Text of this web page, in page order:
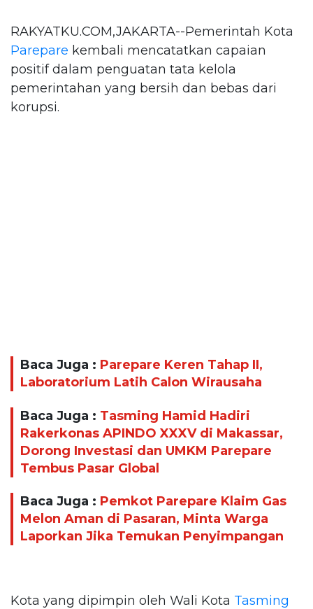
RAKYATKU.COM,JAKARTA--Pemerintah Kota
Parepare kembali mencatatkan capaian
positif dalam penguatan tata kelola
pemerintahan yang bersih dan bebas dari
korupsi.
Baca Juga : Parepare Keren Tahap II,
Laboratorium Latih Calon Wirausaha
Baca Juga : Tasming Hamid Hadiri
Rakerkonas APINDO XXXV di Makassar,
Dorong Investasi dan UMKM Parepare
Tembus Pasar Global
Baca Juga : Pemkot Parepare Klaim Gas
Melon Aman di Pasaran, Minta Warga
Laporkan Jika Temukan Penyimpangan
Kota yang dipimpin oleh Wali Kota Tasming